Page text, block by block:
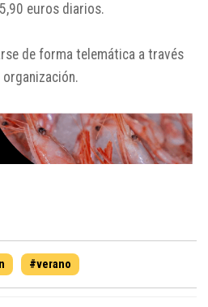
euros diarios.
de forma telemática a través
#verano